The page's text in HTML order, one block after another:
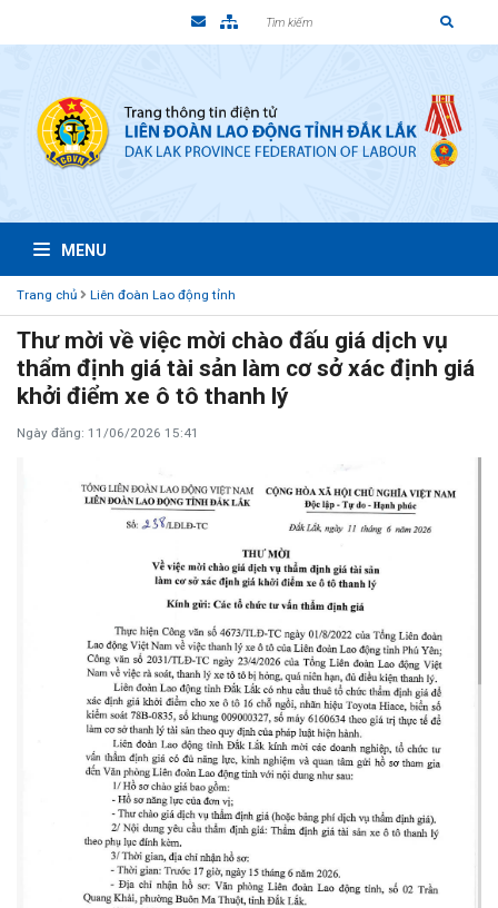
MENU
Trang chủ Liên đoàn Lao động tỉnh
Thư mời về việc mời chào đấu giá dịch vụ
thẩm định giá tài sản làm cơ sở xác định giá
khởi điểm xe ô tô thanh lý
Ngày đăng: 11/06/2026 15:41